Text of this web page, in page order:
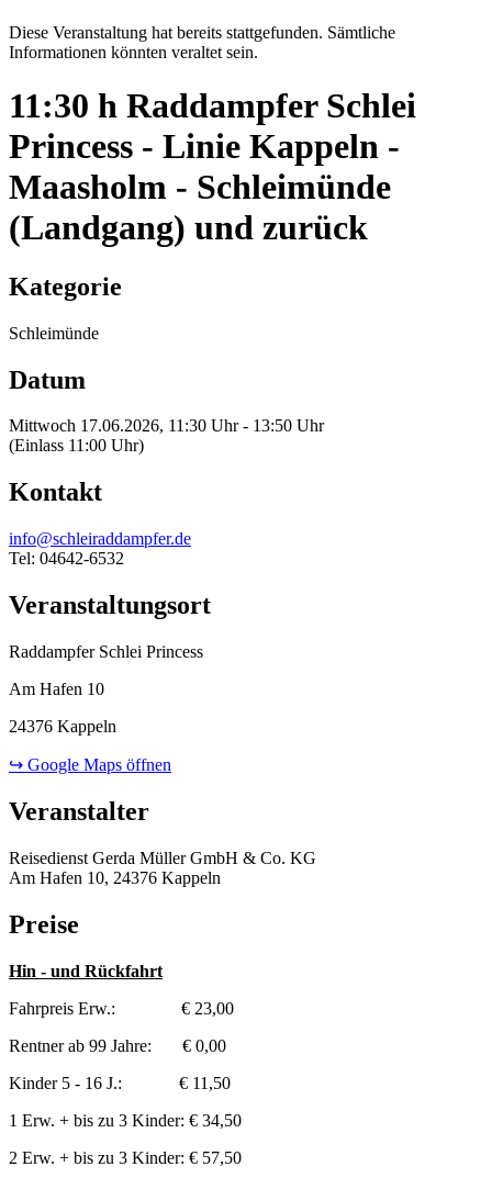
Diese Veranstaltung hat bereits stattgefunden. Sämtliche
Informationen könnten veraltet sein.
11:30 h Raddampfer Schlei
Princess - Linie Kappeln -
Maasholm - Schleimünde
(Landgang) und zurück
Kategorie
Schleimünde
Datum
Mittwoch 17.06.2026, 11:30 Uhr - 13:50 Uhr
(Einlass 11:00 Uhr)
Kontakt
info@schleiraddampfer.de
Tel: 04642-6532
Veranstaltungsort
Raddampfer Schlei Princess
Am Hafen 10
24376 Kappeln
↪ Google Maps öffnen
Veranstalter
Reisedienst Gerda Müller GmbH & Co. KG
Am Hafen 10, 24376 Kappeln
Preise
Hin - und Rückfahrt
Fahrpreis Erw.: € 23,00
Rentner ab 99 Jahre: € 0,00
Kinder 5 - 16 J.: € 11,50
1 Erw. + bis zu 3 Kinder: € 34,50
2 Erw. + bis zu 3 Kinder: € 57,50